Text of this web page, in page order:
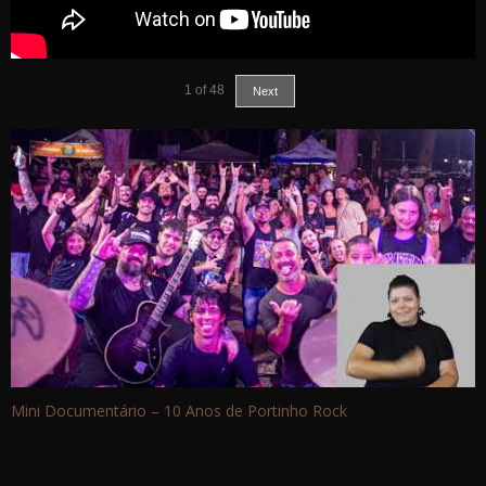
1 of 48 Next
Mini Documentário – 10 Anos de Portinho Rock